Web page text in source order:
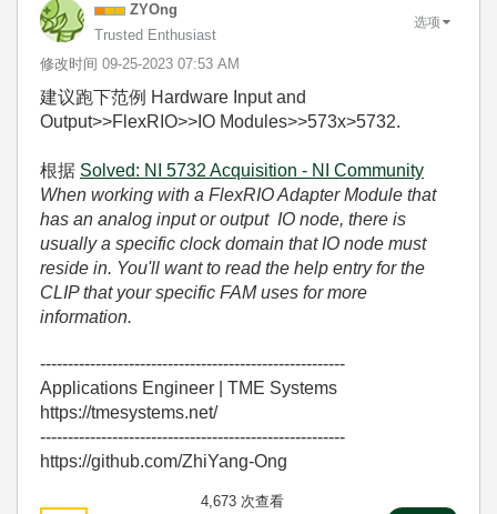
ZYOng
Trusted Enthusiast
修改时间 ‎09-25-2023 07:53 AM
选项
建议跑下范例 Hardware Input and
Output>>FlexRIO>>IO Modules>>573x>5732.
根据 Solved: NI 5732 Acquisition - NI Community
When working with a FlexRIO Adapter Module that
has an analog input or output IO node, there is
usually a specific clock domain that IO node must
reside in. You'll want to read the help entry for the
CLIP that your specific FAM uses for more
information.
-------------------------------------------------------
Applications Engineer | TME Systems
https://tmesystems.net/
-------------------------------------------------------
https://github.com/ZhiYang-Ong
4,673 次查看